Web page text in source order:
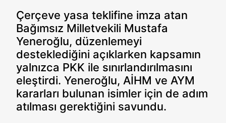
Çerçeve yasa teklifine imza atan
Bağımsız Milletvekili Mustafa
Yeneroğlu, düzenlemeyi
desteklediğini açıklarken kapsamın
yalnızca PKK ile sınırlandırılmasını
eleştirdi. Yeneroğlu, AİHM ve AYM
kararları bulunan isimler için de adım
atılması gerektiğini savundu.